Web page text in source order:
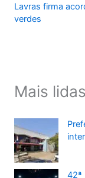
Lavras firma
verdes
Mais lidas
42ª